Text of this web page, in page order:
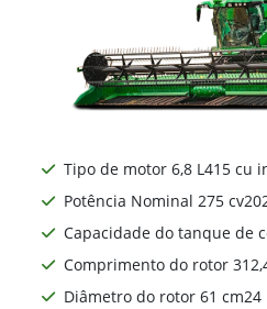
Tipo de motor 6,8 L415 cu
Potência Nominal 275
Capacidade do tanque de
Comprimento do rotor
Diâmetro do rotor 61 cm24